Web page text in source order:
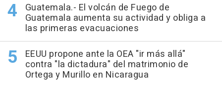
Guatemala.- El volcán de Fuego de
Guatemala aumenta su actividad y obliga a
las primeras evacuaciones
EEUU propone ante la OEA "ir más allá"
contra "la dictadura" del matrimonio de
Ortega y Murillo en Nicaragua